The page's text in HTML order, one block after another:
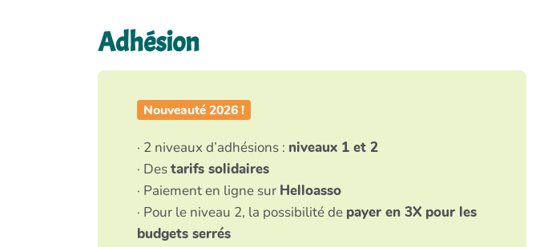
Adhésion
Nouveauté 2026 !
· 2 niveaux d’adhésions : niveaux 1 et 2
· Destarifs solidaires
· Paiement en ligne sur Helloasso
· Pour le niveau 2, la possibilité de payer en 3X pour les
budgets serrés